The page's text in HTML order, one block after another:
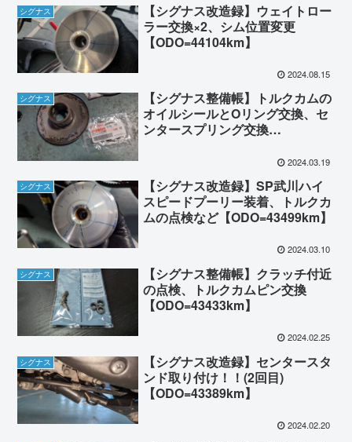
シグナス
【シグナス改造録】ウェイトロー
ラー交換×2、シム位置変更
【ODO=44104km】
2024.08.15
シグナス
【シグナス整備帳】トルクカムの
オイルシールとOリング交換、セ
ンタースプリング交換
2024.03.19
シグナス
【シグナス改造録】SP武川ハイ
スピードプーリー装着、トルクカ
ムの点検など【ODO=43499km】
2024.03.10
シグナス
【シグナス整備帳】クラッチ付近
の点検、トルクカムピン交換
【ODO=43433km】
2024.02.25
シグナス
【シグナス改造録】センタースタ
ンド取り付け！！(2回目)
【ODO=43389km】
2024.02.20